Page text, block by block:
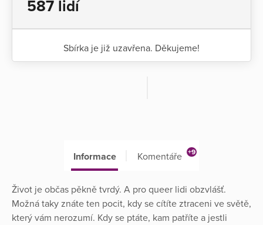
587 lidí
Sbírka je již uzavřena. Děkujeme!
Informace Komentáře +9
Život je občas pěkně tvrdý. A pro queer lidi obzvlášť.
Možná taky znáte ten pocit, kdy se cítíte ztraceni ve světě,
který vám nerozumí. Kdy se ptáte, kam patříte a jestli